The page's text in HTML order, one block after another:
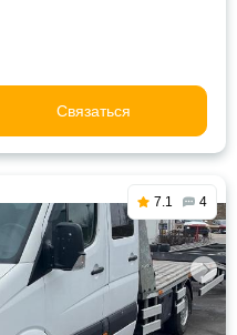
Связаться
7.1 4